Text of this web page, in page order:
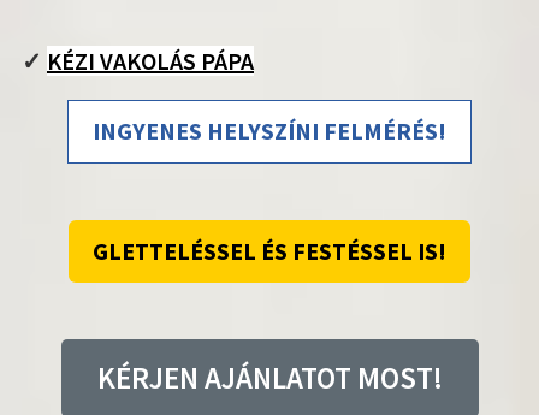
✓ KÉZI VAKOLÁS PÁPA
INGYENES HELYSZÍNI FELMÉRÉS!
GLETTELÉSSEL ÉS FESTÉSSEL IS!
KÉRJEN AJÁNLATOT MOST!